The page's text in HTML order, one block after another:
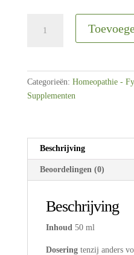
Humaan
Categorieën: Homeopathie -
Supplementen
Beschrijving
Beoordelingen (0)
Beschrijving
Inhoud 50 ml
Doseringtenzij anders